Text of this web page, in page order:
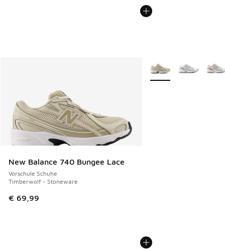
New Balance 740 Bungee Lace
Vorschule Schuhe
Timberwolf - Stoneware
€ 69,99
Weitere Farben